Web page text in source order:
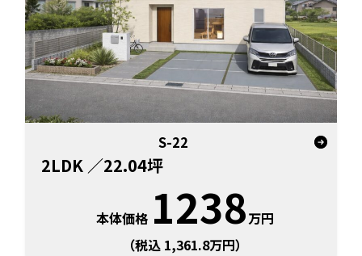
S-22
2LDK ／22.04坪
本体価格 1238万円
（税込 1,361.8万円）